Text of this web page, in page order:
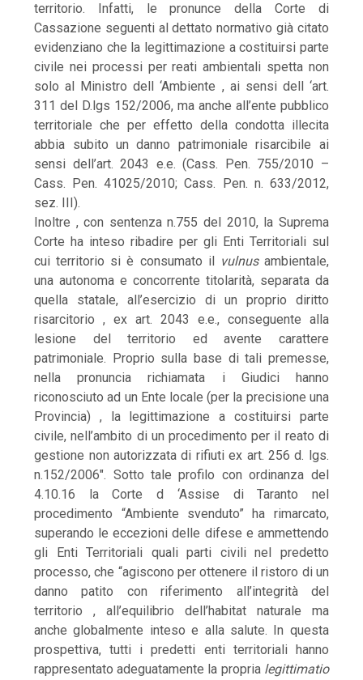
territorio. Infatti, le pronunce della Corte di
Cassazione seguenti al dettato normativo già citato
evidenziano che la legittimazione a costituirsi parte
civile nei processi per reati ambientali spetta non
solo al Ministro dell ‘Ambiente , ai sensi dell ‘art.
311 del D.lgs 152/2006, ma anche all’ente pubblico
territoriale che per effetto della condotta illecita
abbia subito un danno patrimoniale risarcibile ai
sensi dell’art. 2043 e.e. (Cass. Pen. 755/2010 –
Cass. Pen. 41025/2010; Cass. Pen. n. 633/2012,
sez. III).
Inoltre , con sentenza n.755 del 2010, la Suprema
Corte ha inteso ribadire per gli Enti Territoriali sul
cui territorio si è consumato il
vulnusambientale,
una autonoma e concorrente titolarità, separata da
quella statale, all’esercizio di un proprio diritto
risarcitorio , ex art. 2043 e.e., conseguente alla
lesione del territorio ed avente carattere
patrimoniale. Proprio sulla base di tali premesse,
nella pronuncia richiamata i Giudici hanno
riconosciuto ad un Ente locale (per la precisione una
Provincia) , la legittimazione a costituirsi parte
civile, nell’ambito di un procedimento per il reato di
gestione non autorizzata di rifiuti ex art. 256 d. lgs.
n.152/2006″. Sotto tale profilo con ordinanza del
4.10.16 la Corte d ‘Assise di Taranto nel
procedimento “Ambiente svenduto” ha rimarcato,
superando le eccezioni delle difese e ammettendo
gli Enti Territoriali quali parti civili nel predetto
processo, che “agiscono per ottenere il ristoro di un
danno patito con riferimento all’integrità del
territorio , all’equilibrio dell’habitat naturale ma
anche globalmente inteso e alla salute. In questa
prospettiva, tutti i predetti enti territoriali hanno
rappresentato adeguatamente la propria legittimatio